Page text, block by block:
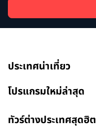
ประเทศน่าเที่ยว
โปรแกรมใหม่ล่าสุด
ทัวร์ต่างประเทศสุดฮิต